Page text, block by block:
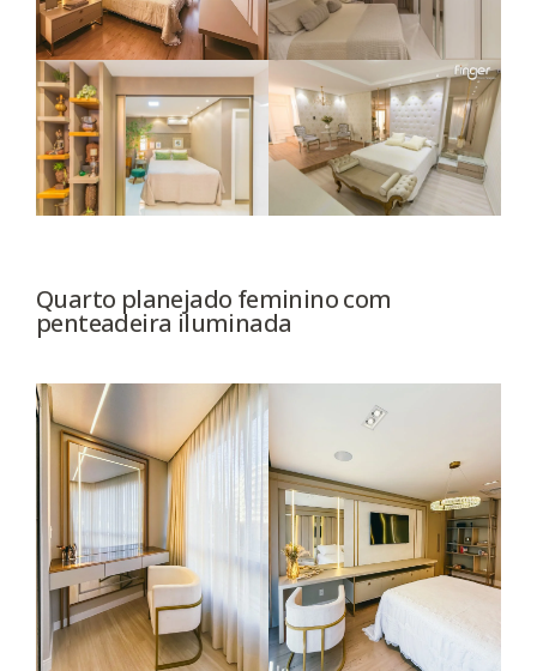
Quarto planejado feminino com
penteadeira iluminada